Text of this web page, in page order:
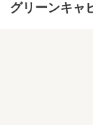
グリーンキャ